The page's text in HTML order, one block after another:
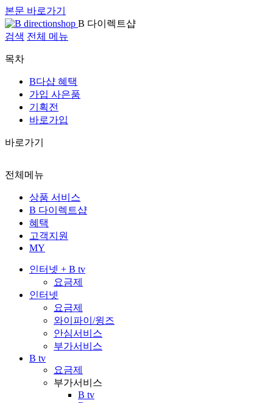
본문 바로가기
B 다이렉트샵
검색 전체 메뉴
목차
B다샵 혜택
가입 사은품
기획전
바로가입
바로가기
전체메뉴
상품 서비스
B 다이렉트샵
혜택
고객지원
MY
인터넷 + B tv
요금제
인터넷
요금제
와이파이/윙즈
안심서비스
부가서비스
B tv
요금제
부가서비스
B tv